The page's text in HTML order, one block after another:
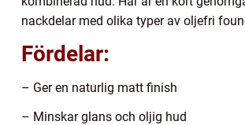
nackdelar med olika typer av oljefri
Fördelar:
– Ger en naturlig matt finish
– Minskar glans och oljig hud